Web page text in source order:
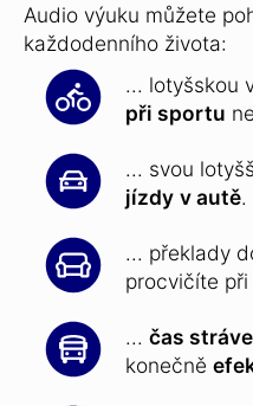
Audio výuku můžete
každodenního života:
... lotyšskou
při sportu
... svou
jízdy v autě.
... překlady
procvičíte při
... čas
konečně